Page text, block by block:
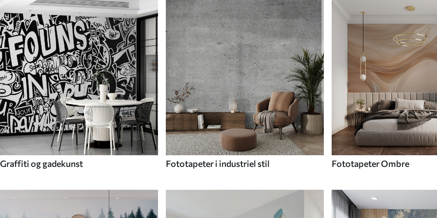
Graffiti og gadekunst Fototapeter i industriel stil Fototapeter Ombre